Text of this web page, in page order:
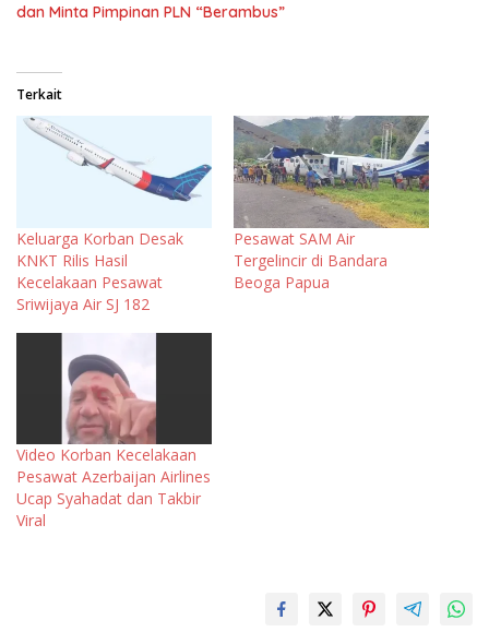
dan Minta Pimpinan PLN “Berambus”
Terkait
Keluarga Korban Desak
KNKT Rilis Hasil
Kecelakaan Pesawat
Sriwijaya Air SJ 182
Pesawat SAM Air
Tergelincir di Bandara
Beoga Papua
Video Korban Kecelakaan
Pesawat Azerbaijan Airlines
Ucap Syahadat dan Takbir
Viral